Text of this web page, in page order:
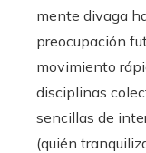
mente divaga
preocupación
movimiento
disciplinas
sencillas de
(quién